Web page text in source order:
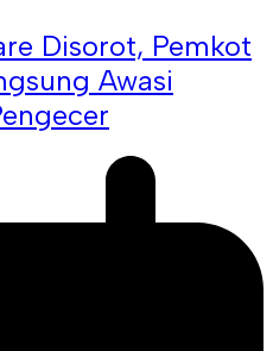
Disorot, Pemkot
Awasi